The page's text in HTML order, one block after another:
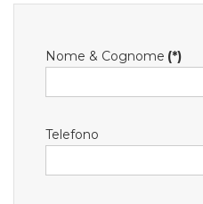
Nome & Cognome (*)
Telefono